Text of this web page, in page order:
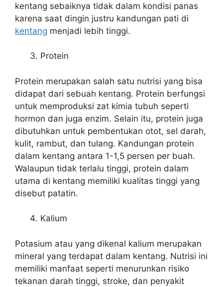
kentang sebaiknya tidak dalam kondisi panas
karena saat dingin justru kandungan pati di
kentang menjadi lebih tinggi.
Protein
Protein merupakan salah satu nutrisi yang bisa
didapat dari sebuah kentang. Protein berfungsi
untuk memproduksi zat kimia tubuh seperti
hormon dan juga enzim. Selain itu, protein juga
dibutuhkan untuk pembentukan otot, sel darah,
kulit, rambut, dan tulang. Kandungan protein
dalam kentang antara 1-1,5 persen per buah.
Walaupun tidak terlalu tinggi, protein dalam
utama di kentang memiliki kualitas tinggi yang
disebut patatin.
Kalium
Potasium atau yang dikenal kalium merupakan
mineral yang terdapat dalam kentang. Nutrisi ini
memiliki manfaat seperti menurunkan risiko
tekanan darah tinggi, stroke, dan penyakit